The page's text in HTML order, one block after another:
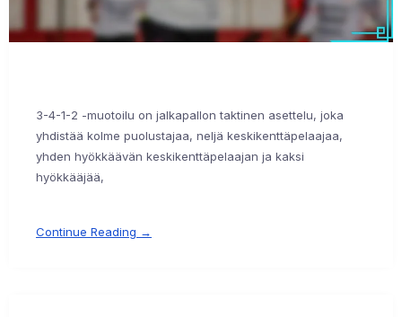
3-4-1-2 -muotoilu on jalkapallon taktinen asettelu, joka
yhdistää kolme puolustajaa, neljä keskikenttäpelaajaa,
yhden hyökkäävän keskikenttäpelaajan ja kaksi
hyökkääjää,
Continue Reading →